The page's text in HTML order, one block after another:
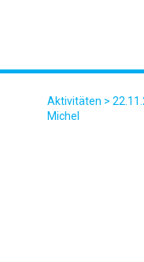
Aktivitäten >
Michel